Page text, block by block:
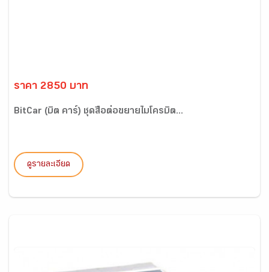
ราคา 2850 บาท
BitCar (บิต คาร์) ชุดสื่อต่อขยายไมโครบิต...
ดูรายละเอียด